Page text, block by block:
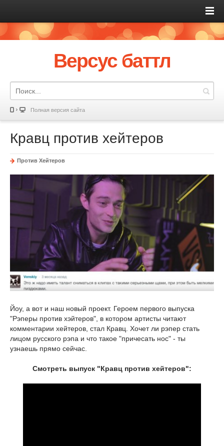
Версус баттл
Полная версия сайта
Кравц против хейтеров
Против Хейтеров
Йоу, а вот и наш новый проект. Героем первого выпуска
"Рэперы против хэйтеров", в котором артисты читают
комментарии хейтеров, стал Кравц. Хочет ли рэпер стать
лицом русского рэпа и что такое "причесать нос" - ты
узнаешь прямо сейчас.
Смотреть выпуск "Кравц против хейтеров":